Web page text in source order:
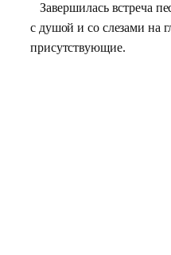
Завершилась встреча
с душой и со слезами на
присутствующие.